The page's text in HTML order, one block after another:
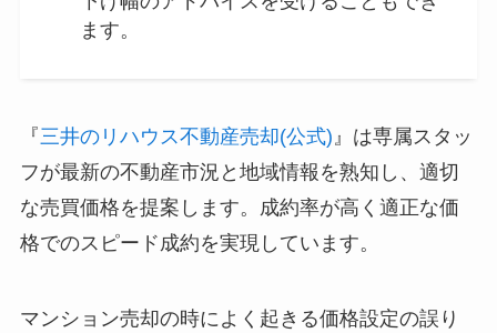
ます。
『三井のリハウス不動産売却(公式)』は専属スタッ
フが最新の不動産市況と地域情報を熟知し、適切
な売買価格を提案します。成約率が高く適正な価
格でのスピード成約を実現しています。
マンション売却の時によく起きる価格設定の誤り